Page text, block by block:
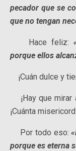
pecador que se
que no tengan
Hace feliz:
porque ellos
¡Cuán dulce y
¡Hay que mirar
¡Cuánta
Por todo eso:
porque es eterna